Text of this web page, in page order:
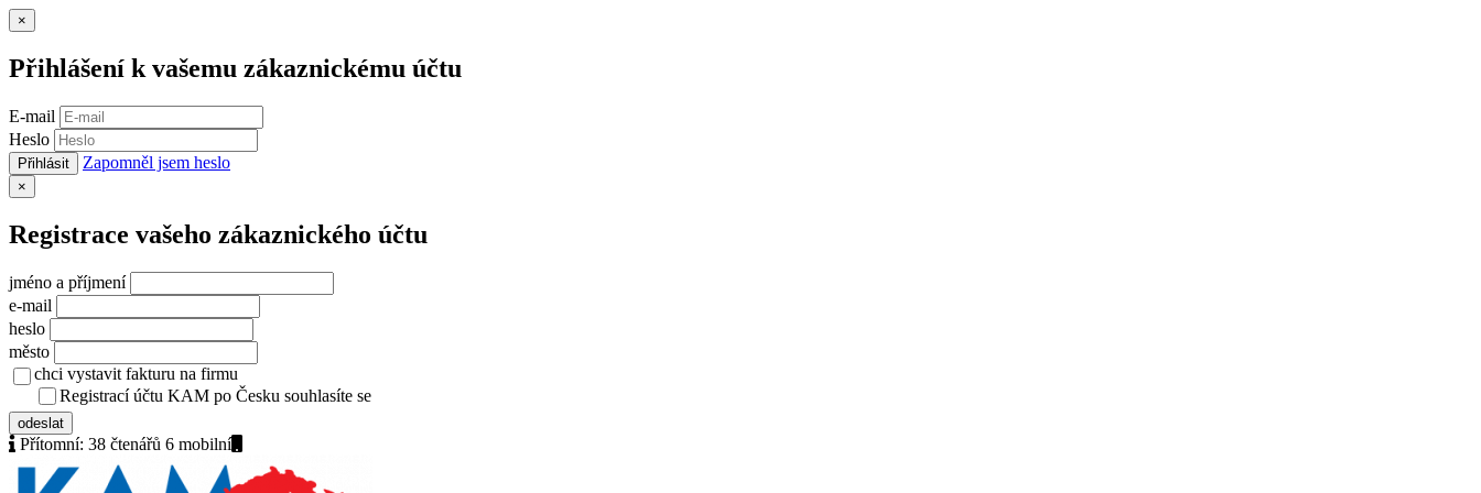
×
Přihlášení k vašemu zákaznickému účtu
E-mail
Heslo
Přihlásit Zapomněl jsem heslo
×
Registrace vašeho zákaznického účtu
jméno a příjmení
e-mail
heslo
město
chci vystavit fakturu na firmu
Registrací účtu KAM po Česku souhlasíte se
odeslat
Přítomní: 38 čtenářů 6 mobilní